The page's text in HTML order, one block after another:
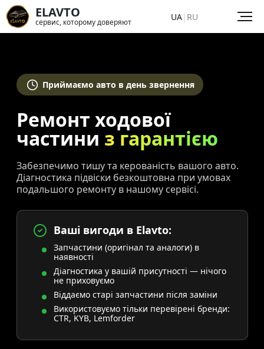
ELAVTO
сервис, которому доверяют UA| RU
Приймаємо авто в день звернення
Ремонт ходової
частини з гарантією
Забезпечимо тишу та керованість вашого авто.
Діагностика підвіски безкоштовна при умовах
подальшого ремонту в нашому сервісі.
Ваші вигоди в Elavto:
Запчастини (оригінал та аналоги) в
наявності
Діагностика у вашій присутності — нічого
не приховуємо
Віддаємо старі запчастини після заміни
Використовуємо тільки перевірені бренди:
CTR, KYB, Lemforder